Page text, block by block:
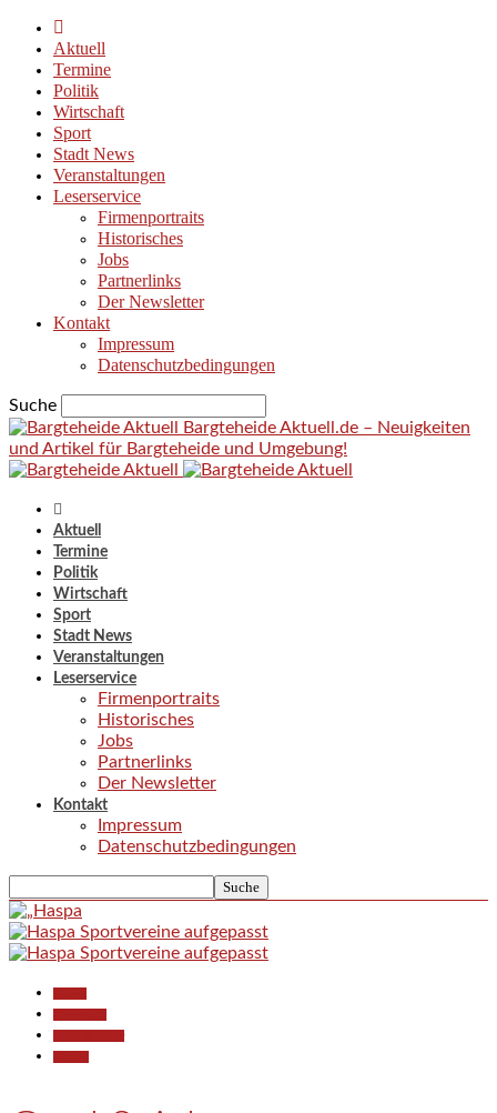
Aktuell
Termine
Politik
Wirtschaft
Sport
Stadt News
Veranstaltungen
Leserservice
Firmenportraits
Historisches
Jobs
Partnerlinks
Der Newsletter
Kontakt
Impressum
Datenschutzbedingungen
Suche
Bargteheide Aktuell.de – Neuigkeiten
und Artikel für Bargteheide und Umgebung!
Aktuell
Termine
Politik
Wirtschaft
Sport
Stadt News
Veranstaltungen
Leserservice
Firmenportraits
Historisches
Jobs
Partnerlinks
Der Newsletter
Kontakt
Impressum
Datenschutzbedingungen